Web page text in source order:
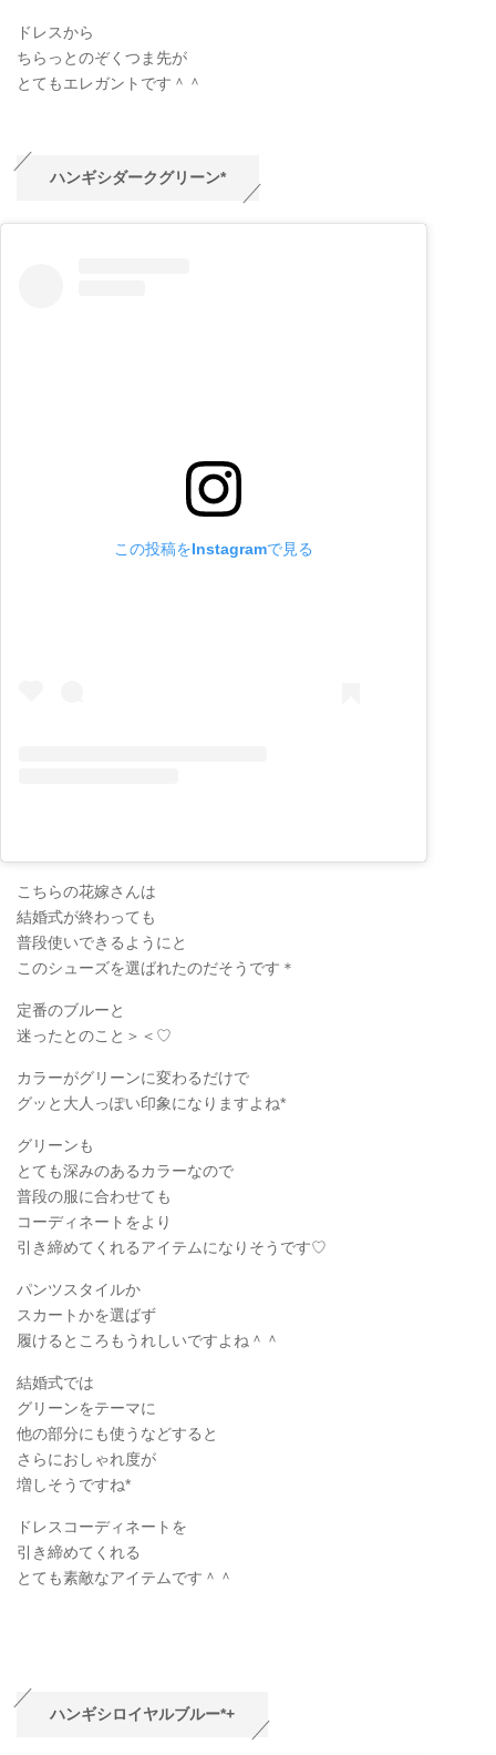
ドレスから
ちらっとのぞくつま先が
とてもエレガントです＾＾
ハンギシダークグリーン*
この投稿をInstagramで見る
こちらの花嫁さんは
結婚式が終わっても
普段使いできるようにと
このシューズを選ばれたのだそうです＊
定番のブルーと
迷ったとのこと＞＜♡
カラーがグリーンに変わるだけで
グッと大人っぽい印象になりますよね*
グリーンも
とても深みのあるカラーなので
普段の服に合わせても
コーディネートをより
引き締めてくれるアイテムになりそうです♡
パンツスタイルか
スカートかを選ばず
履けるところもうれしいですよね＾＾
結婚式では
グリーンをテーマに
他の部分にも使うなどすると
さらにおしゃれ度が
増しそうですね*
ドレスコーディネートを
引き締めてくれる
とても素敵なアイテムです＾＾
ハンギシロイヤルブルー*+